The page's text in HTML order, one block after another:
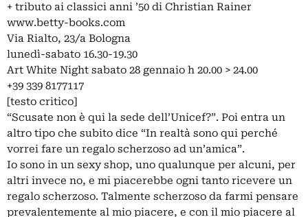
+ tributo ai classici anni ’50 di Christian Rainer
www.betty-books.com
Via Rialto, 23/a Bologna
lunedì-sabato 16.30-19.30
Art White Night sabato 28 gennaio h 20.00 > 24.00
+39 339 8177117
[testo critico]
“Scusate non è qui la sede dell’Unicef?”. Poi entra un
altro tipo che subito dice “In realtà sono qui perché
vorrei fare un regalo scherzoso ad un’amica”.
Io sono in un sexy shop, uno qualunque per alcuni, per
altri invece no, e mi piacerebbe ogni tanto ricevere un
regalo scherzoso. Talmente scherzoso da farmi pensare
prevalentemente al mio piacere, e con il mio piacere al